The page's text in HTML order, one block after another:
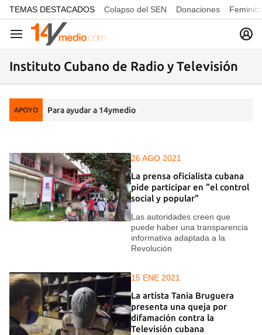
common.go-to-content
TEMAS DESTACADOS Colapso del SEN Donaciones
Navegación
Instituto Cubano de Radio y Televisión
APOYO Para ayudar a 14ymedio
26 AGO 2021
La prensa oficialista cubana
pide participar en "el control
social y popular"
Las autoridades creen que
puede haber una transparencia
informativa adaptada a la
Revolución
15 ENE 2021
La artista Tania Bruguera
presenta una queja por
difamación contra la
Televisión cubana